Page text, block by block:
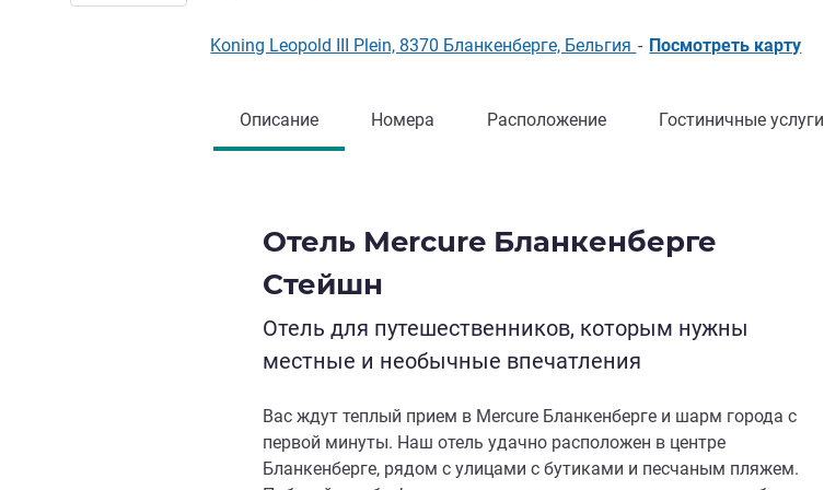
Koning Leopold III Plein, 8370 Бланкенберге, Бельгия - Посмотреть карту
Описание Номера Расположение Гостиничные услуги
Отель Mercure Бланкенберге
Стейшн
Отель для путешественников, которым нужны
местные и необычные впечатления
Вас ждут теплый прием в Mercure Бланкенберге и шарм города с
первой минуты. Наш отель удачно расположен в центре
Бланкенберге, рядом с улицами с бутиками и песчаным пляжем.